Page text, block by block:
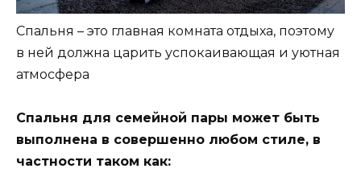
Спальня – это главная комната отдыха, поэтому
в ней должна царить успокаивающая и уютная
атмосфера
Спальня для семейной пары может быть
выполнена в совершенно любом стиле, в
частности таком как: